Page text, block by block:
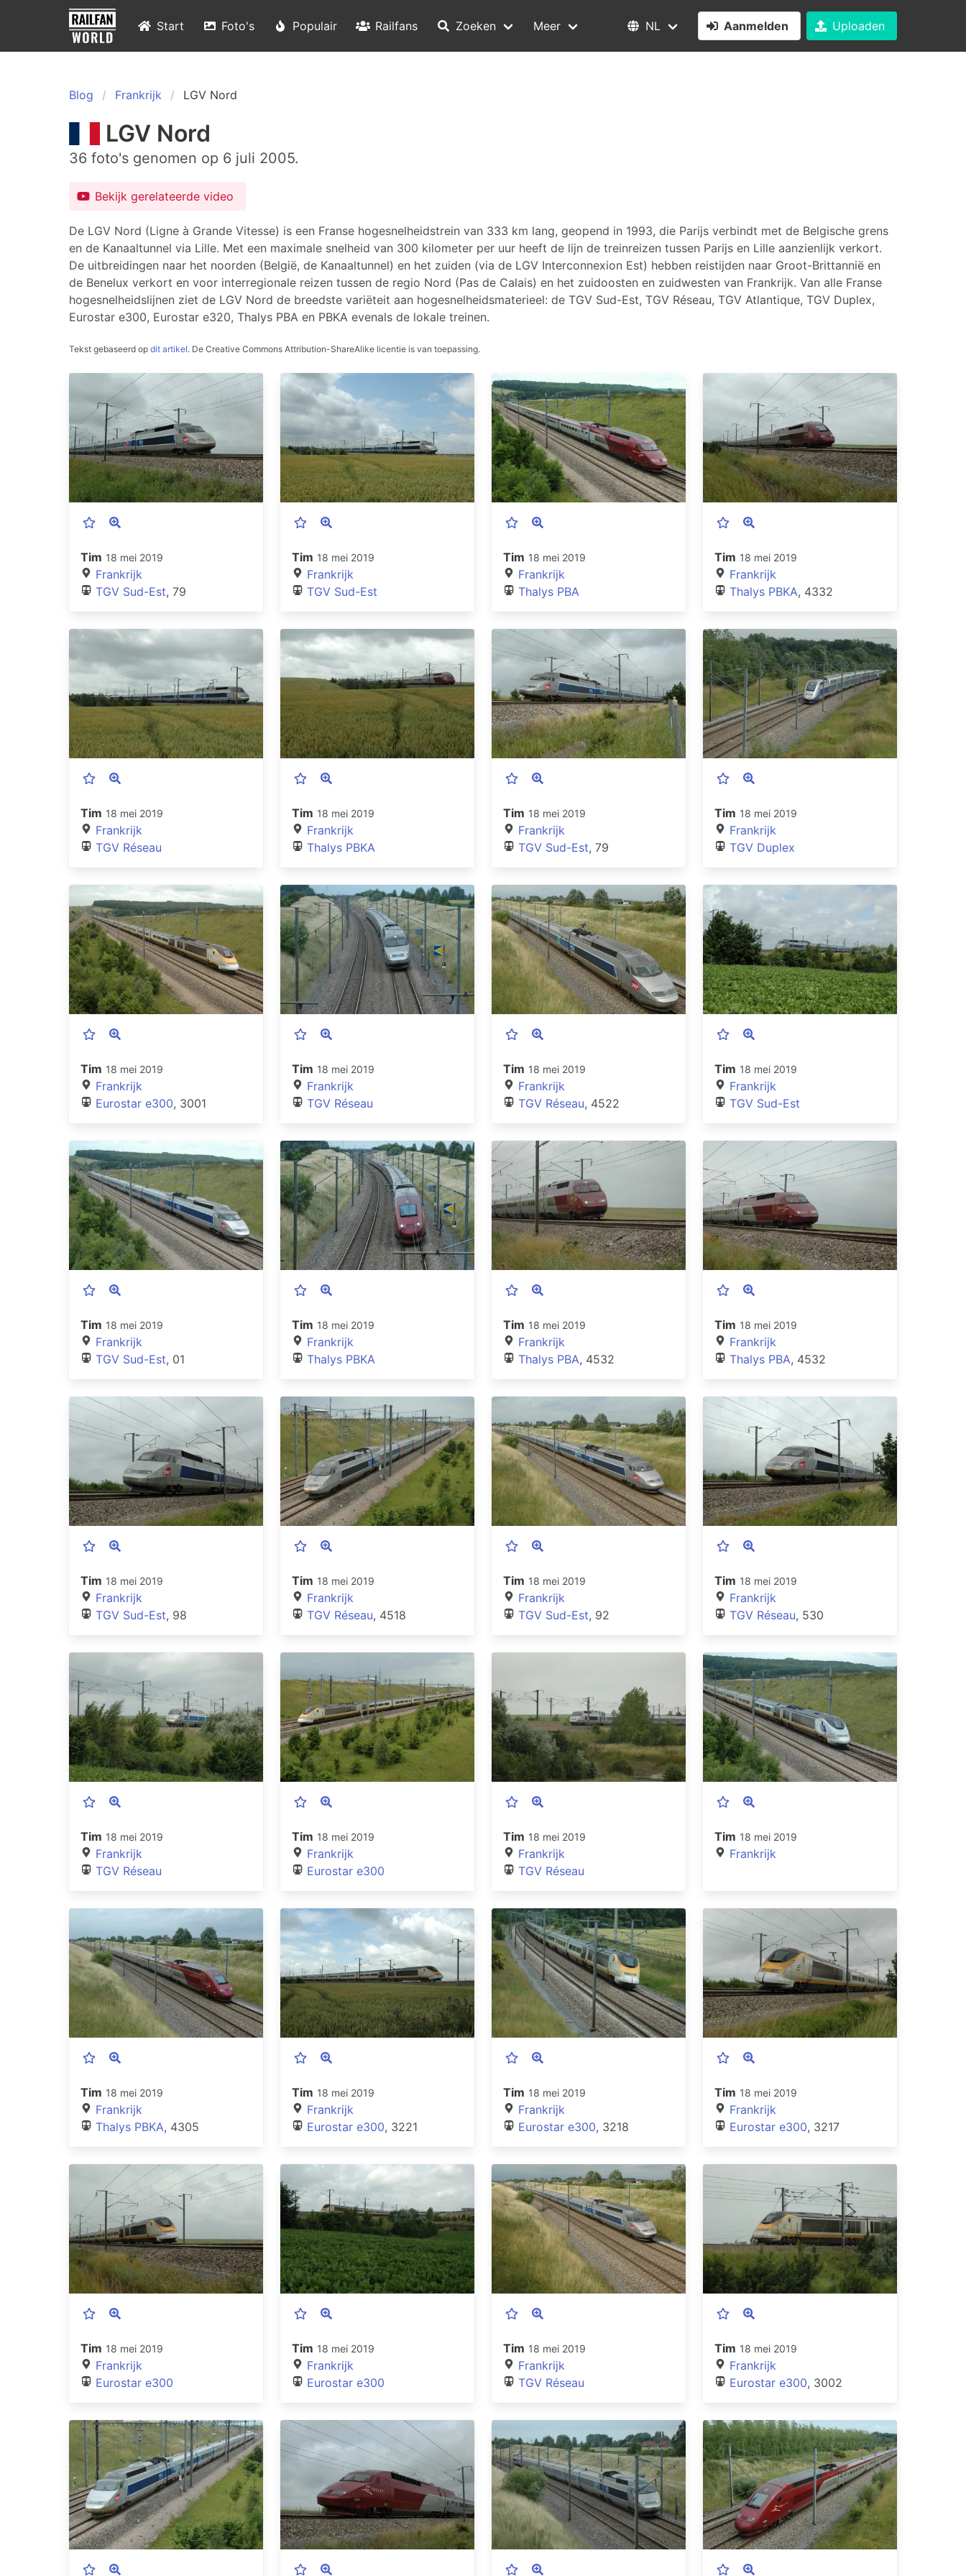
Start Foto's Populair Railfans Zoeken Meer NL Aanmelden Uploaden
Blog Frankrijk LGV Nord
LGV Nord
36 foto's genomen op 6 juli 2005.
Bekijk gerelateerde video
De LGV Nord (Ligne à Grande Vitesse) is een Franse hogesnelheidstrein van 333 km lang, geopend in 1993, die Parijs verbindt met de Belgische grens
en de Kanaaltunnel via Lille. Met een maximale snelheid van 300 kilometer per uur heeft de lijn de treinreizen tussen Parijs en Lille aanzienlijk verkort.
De uitbreidingen naar het noorden (België, de Kanaaltunnel) en het zuiden (via de LGV Interconnexion Est) hebben reistijden naar Groot-Brittannië en
de Benelux verkort en voor interregionale reizen tussen de regio Nord (Pas de Calais) en het zuidoosten en zuidwesten van Frankrijk. Van alle Franse
hogesnelheidslijnen ziet de LGV Nord de breedste variëteit aan hogesnelheidsmaterieel: de TGV Sud-Est, TGV Réseau, TGV Atlantique, TGV Duplex,
Eurostar e300, Eurostar e320, Thalys PBA en PBKA evenals de lokale treinen.
Tekst gebaseerd op dit artikel. De Creative Commons Attribution-ShareAlike licentie is van toepassing.
Tim 18 mei 2019
Frankrijk
TGV Sud-Est, 79
Tim 18 mei 2019
Frankrijk
TGV Sud-Est
Tim 18 mei 2019
Frankrijk
Thalys PBA
Tim 18 mei 2019
Frankrijk
Thalys PBKA, 4332
Tim 18 mei 2019
Frankrijk
TGV Réseau
Tim 18 mei 2019
Frankrijk
Thalys PBKA
Tim 18 mei 2019
Frankrijk
TGV Sud-Est, 79
Tim 18 mei 2019
Frankrijk
TGV Duplex
Tim 18 mei 2019
Frankrijk
Eurostar e300, 3001
Tim 18 mei 2019
Frankrijk
TGV Réseau
Tim 18 mei 2019
Frankrijk
TGV Réseau, 4522
Tim 18 mei 2019
Frankrijk
TGV Sud-Est
Tim 18 mei 2019
Frankrijk
TGV Sud-Est, 01
Tim 18 mei 2019
Frankrijk
Thalys PBKA
Tim 18 mei 2019
Frankrijk
Thalys PBA, 4532
Tim 18 mei 2019
Frankrijk
Thalys PBA, 4532
Tim 18 mei 2019
Frankrijk
TGV Sud-Est, 98
Tim 18 mei 2019
Frankrijk
TGV Réseau, 4518
Tim 18 mei 2019
Frankrijk
TGV Sud-Est, 92
Tim 18 mei 2019
Frankrijk
TGV Réseau, 530
Tim 18 mei 2019
Frankrijk
TGV Réseau
Tim 18 mei 2019
Frankrijk
Eurostar e300
Tim 18 mei 2019
Frankrijk
TGV Réseau
Tim 18 mei 2019
Frankrijk
Tim 18 mei 2019
Frankrijk
Thalys PBKA, 4305
Tim 18 mei 2019
Frankrijk
Eurostar e300, 3221
Tim 18 mei 2019
Frankrijk
Eurostar e300, 3218
Tim 18 mei 2019
Frankrijk
Eurostar e300, 3217
Tim 18 mei 2019
Frankrijk
Eurostar e300
Tim 18 mei 2019
Frankrijk
Eurostar e300
Tim 18 mei 2019
Frankrijk
TGV Réseau
Tim 18 mei 2019
Frankrijk
Eurostar e300, 3002